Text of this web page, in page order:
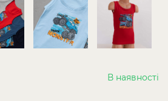
В наявності